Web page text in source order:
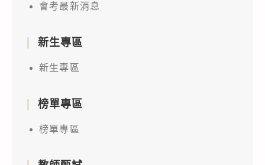
會考最新消息
新生專區
新生專區
榜單專區
榜單專區